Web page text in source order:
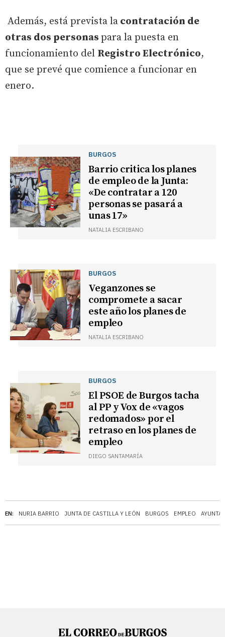
EN: NURIA BARRIO JUNTA DE CASTILLA Y LEÓN BURGOS EMPLEO
Además, está prevista la contratación de
otras dos personas para la puesta en
funcionamiento del Registro Electrónico,
que se prevé que comience a funcionar en
enero.
BURGOS
Barrio critica los planes
de empleo de la Junta:
«De contratar a 120
personas se pasará a
unas 17»
NATALIA ESCRIBANO
BURGOS
Veganzones se
compromete a sacar
este año los planes de
empleo
NATALIA ESCRIBANO
BURGOS
El PSOE de Burgos tacha
al PP y Vox de «vagos
redomados» por el
retraso en los planes de
empleo
DIEGO SANTAMARÍA